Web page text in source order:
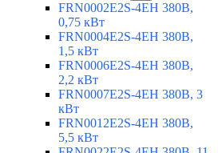
FRN0002E2S-4EH 380В,
0,75 кВт
FRN0004E2S-4EH 380В,
1,5 кВт
FRN0006E2S-4EH 380В,
2,2 кВт
FRN0007E2S-4EH 380В, 3
кВт
FRN0012E2S-4EH 380В,
5,5 кВт